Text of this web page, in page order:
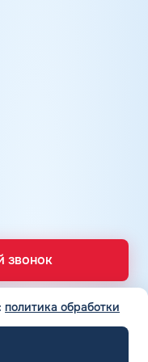
оснащены
всегда достаточным
могут
звонок
политика обработки